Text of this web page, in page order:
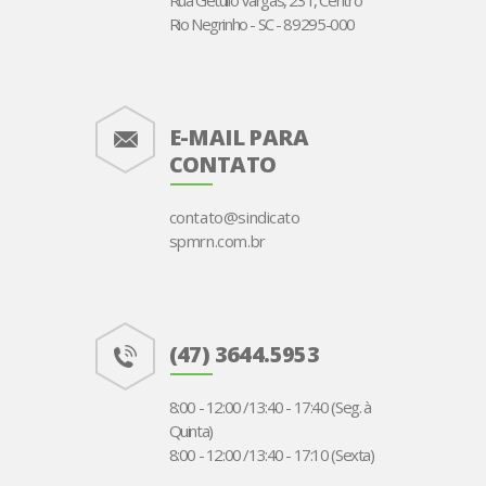
Rio Negrinho - SC - 89295-000
E-MAIL PARA
CONTATO
contato@sindicato
spmrn.com.br
(47) 3644.5953
8:00 - 12:00 /13:40 - 17:40 (Seg. à
Quinta)
8:00 - 12:00 /13:40 - 17:10 (Sexta)